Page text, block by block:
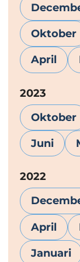
Oktober
April
År:
2023
Oktober
Juni
År:
2022
April
Januari